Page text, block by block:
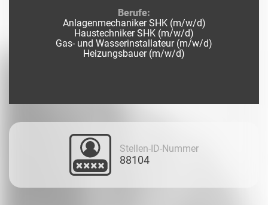
Berufe:
Anlagenmechaniker SHK (m/w/d)
Haustechniker SHK (m/w/d)
Gas- und Wasserinstallateur (m/w/d)
Heizungsbauer (m/w/d)
Stellen-ID-Nummer
88104